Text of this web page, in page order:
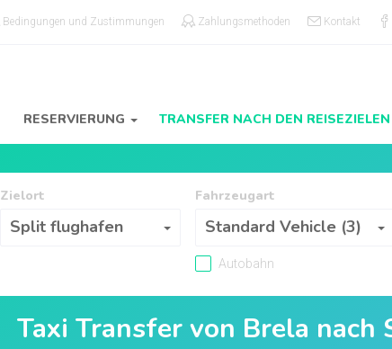
Bedingungen und Zustimmungen Zahlungsmethoden Kontakt
RESERVIERUNG TRANSFER NACH DEN REISEZIELEN
Zielort
Split flughafen
Zielort
Fahrzeugart
Standard Vehicle (3)
Fahrzeugart
Autobahn
Taxi Transfer von Brela nach